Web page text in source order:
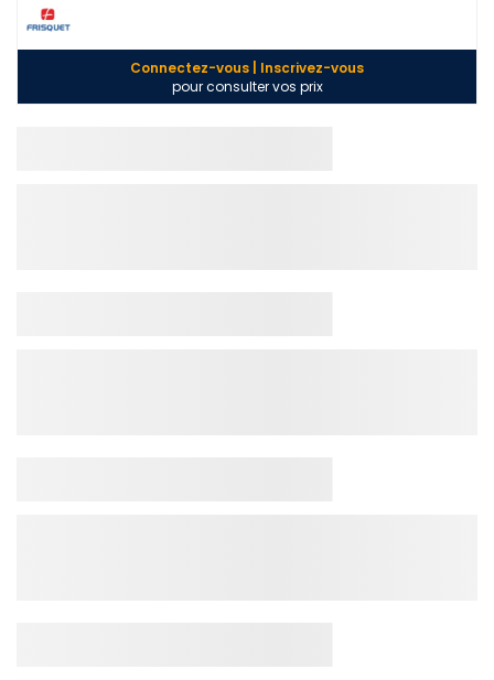
Connectez-vous | Inscrivez-vous
pour consulter vos prix